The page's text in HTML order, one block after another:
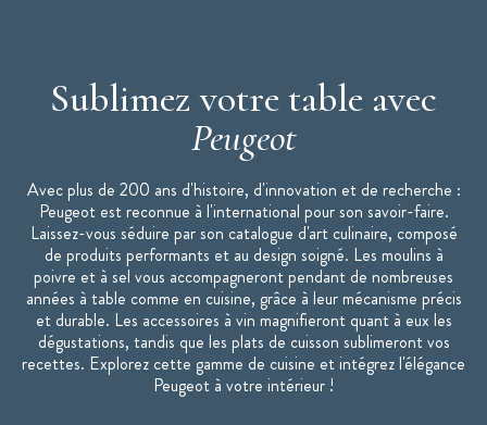
Sublimez votre table avec
Peugeot
Avec plus de 200 ans d'histoire, d'innovation et de recherche :
Peugeot est reconnue à l'international pour son savoir-faire.
Laissez-vous séduire par son catalogue d'art culinaire, composé
de produits performants et au design soigné. Les moulins à
poivre et à sel vous accompagneront pendant de nombreuses
années à table comme en cuisine, grâce à leur mécanisme précis
et durable. Les accessoires à vin magnifieront quant à eux les
dégustations, tandis que les plats de cuisson sublimeront vos
recettes. Explorez cette gamme de cuisine et intégrez l'élégance
Peugeot à votre intérieur !